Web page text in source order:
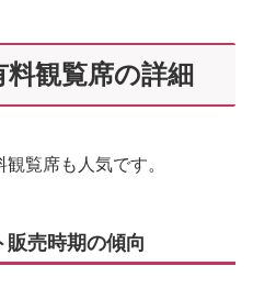
観覧席の詳細
覧席も人気です。
売時期の傾向